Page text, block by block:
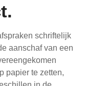
schriftelijk
aanschaf van een
papier te zetten,